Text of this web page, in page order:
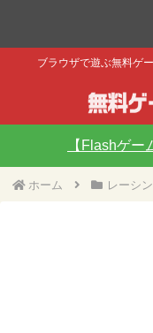
ブラウザで遊ぶ無料ゲ
【Flashゲー
ホーム レーシ